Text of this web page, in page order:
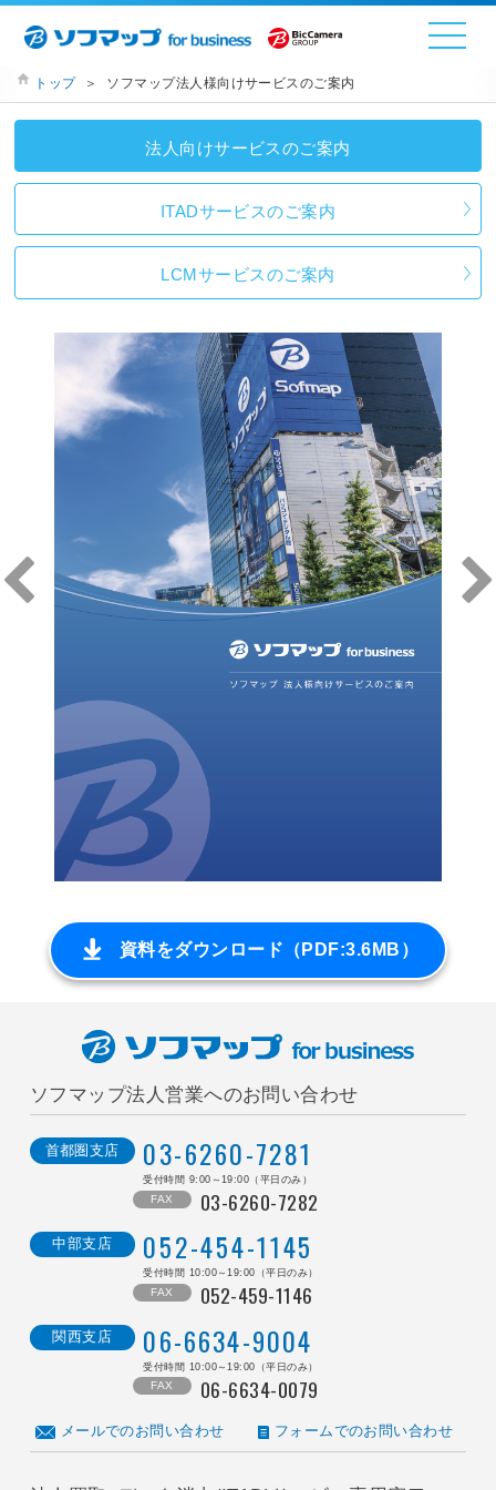
トップ ＞ ソフマップ法人様向けサービスのご案内
法人向けサービスのご案内
ITADサービスのご案内
LCMサービスのご案内
資料をダウンロード（PDF:3.6MB）
ソフマップ法人営業へのお問い合わせ
首都圏支店 03-6260-7281
受付時間 9:00～19:00（平日のみ）
FAX 03-6260-7282
中部支店 052-454-1145
受付時間 10:00～19:00（平日のみ）
FAX 052-459-1146
関西支店 06-6634-9004
受付時間 10:00～19:00（平日のみ）
FAX 06-6634-0079
メールでのお問い合わせ フォームでのお問い合わせ